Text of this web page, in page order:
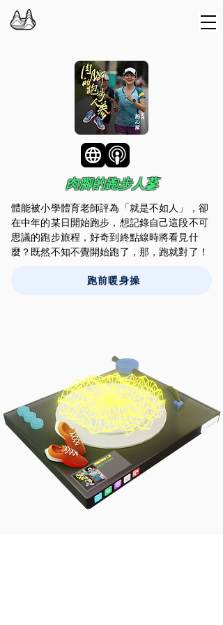
肉腳的跑步人蔘
體能被小學體育老師評為「就是不如人」，卻
在中年的某日開始跑步，想記錄自己這段不可
思議的跑步旅程，好奇到終點線時將看見什
麼？既然不知不覺開始跑了，那，跑就對了！
跑前暖身操